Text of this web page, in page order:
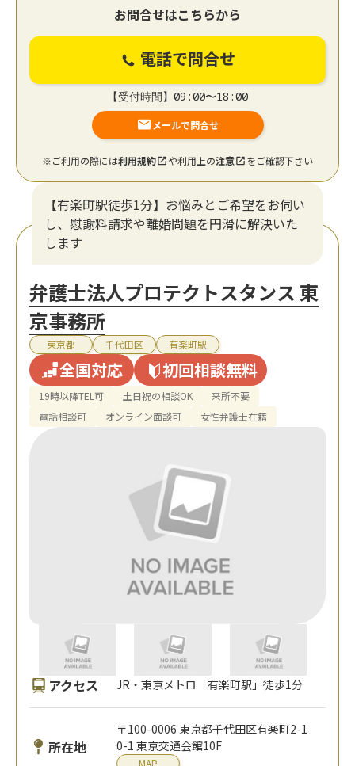
お問合せはこちらから
電話で問合せ
【受付時間】09:00〜18:00
メールで問合せ
※ご利用の際には利用規約 や利用上の注意 をご確認下さい
【有楽町駅徒歩1分】お悩みとご希望をお伺い
し、慰謝料請求や離婚問題を円滑に解決いた
します
弁護士法人プロテクトスタンス 東
京事務所
東京都 千代田区 有楽町駅
全国対応 初回相談無料
19時以降TEL可 土日祝の相談OK
来所不要
電話相談可
オンライン面談可 女性弁護士在籍
アクセス JR・東京メトロ「有楽町駅」徒歩1分
所在地
〒100-0006 東京都千代田区有楽町2-1
0-1 東京交通会館10F
MAP